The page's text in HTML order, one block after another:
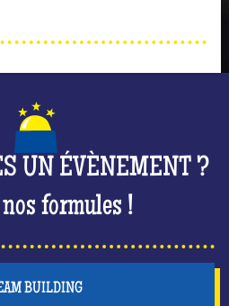
UN ÉVÈNEMENT ?
formules !
BUILDING